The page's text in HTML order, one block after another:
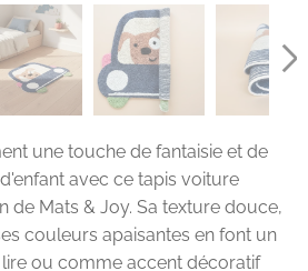
une touche de fantaisie et de
avec ce tapis voiture
de Mats & Joy. Sa texture douce,
couleurs apaisantes en font un
ou comme accent décoratif